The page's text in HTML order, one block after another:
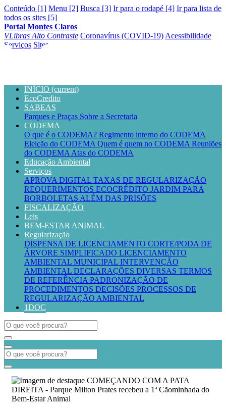
Conteúdo [1] Menu [2] Busca [3] Ir para o rodapé [4] Ir para lista de
todos os sites [5]
Portal Montes Claros
VLibras Alto Contraste Coronavírus (COVID-19) Acessibilidade
Serviços Sites
INÍCIO (current)
EcoCredito
SABEAS
Parques e Praças Sobre a Secretaria
CODEMA
O que é o CODEMA? Regimento interno do CODEMA
Eleição do CODEMA Quem é quem no CODEMA Reuniões
do CODEMA Atas do CODEMA
Educação Ambiental
Serviços
APROVA DIGITAL TAXAS DE REGULARIZAÇÃO
REQUERIMENTOS ECOCRÉDITO JARDIM PARA
BORBOLETAS ALÉM DAS PRISÕES
FISCALIZAÇÃO
Leis
BEM-ESTAR ANIMAL
Regularização
DISPENSA DE LICENCIAMENTO CORTE/PODA DE
ÁRVORE SIMPLIFICADO LICENCIAMENTO
AMBIENTAL MUNICIPAL INTERVENÇÃO
AMBIENTAL DECLARAÇÕES DIVERSAS TERMOS
DE REFERÊNCIA PADRONIZAÇÃO DE
PROCEDIMENTOS DECISÕES PROCESSOS DE
REGULARIZAÇÃO AMBIENTAL
1DOC